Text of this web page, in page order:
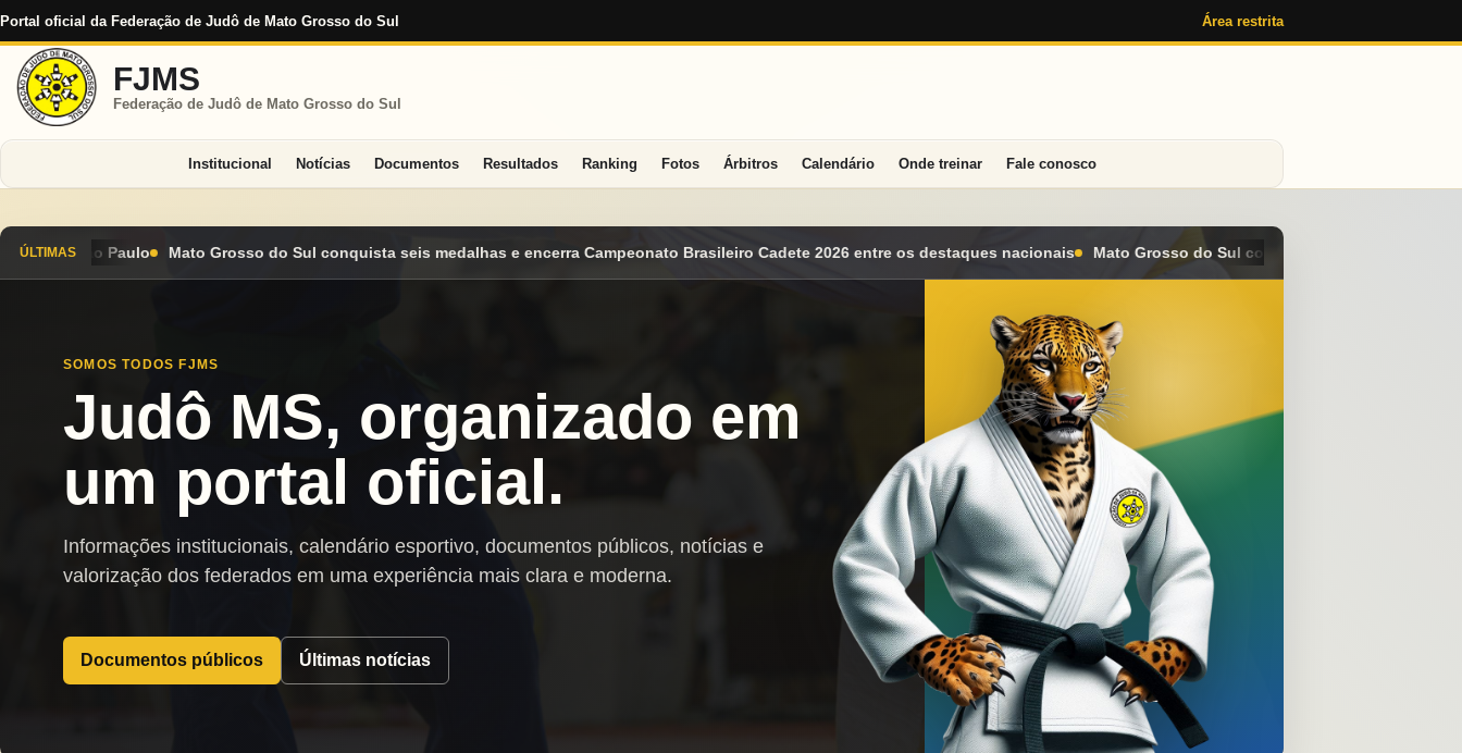
Portal oficial da Federação de Judô de Mato Grosso do Sul Área restrita
FJMS
Federação de Judô de Mato Grosso do Sul
Institucional Notícias Documentos Resultados Ranking Fotos Árbitros Calendário Onde treinar Fale conosco
ÚLTIMAS
do Sul conquista seis medalhas e encerra Campeonato Brasileiro Cadete 2026 entre os destaques nacionais Mato Grosso do Sul conquista seis medalhas e alcança o 4º lugar geral no
SOMOS TODOS FJMS
Judô MS, organizado em
um portal oficial.
Informações institucionais, calendário esportivo, documentos públicos, notícias e
valorização dos federados em uma experiência mais clara e moderna.
Documentos públicos Últimas notícias